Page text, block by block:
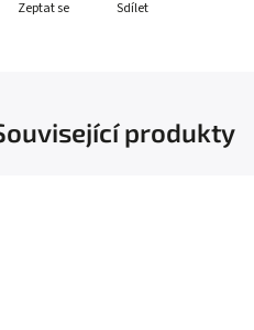
Zeptat se Sdílet
produkty